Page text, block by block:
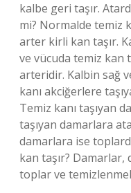
kalbe geri taşır.
mi? Normalde temiz
arter kirli kan taşır.
ve vücuda temiz kan
arteridir. Kalbin sağ
kanı akciğerlere
Temiz kanı taşıyan
taşıyan damarlara
damarlara ise
kan taşır? Damarlar,
toplar ve